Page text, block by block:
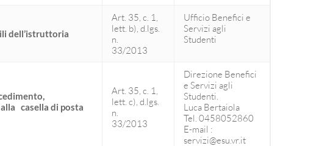
dell’istruttoria
Art. 35, c. 1,
lett. b), d.lgs.
n.
33/2013
Ufficio Benefici e
Servizi agli
Studenti
casella di posta
Art. 35, c. 1,
lett. c), d.lgs.
n.
33/2013
Direzione Benefici
e Servizi agli
Studenti.
Luca Bertaiola
Tel. 0458052860
E-mail :
servizi@esu.vr.it